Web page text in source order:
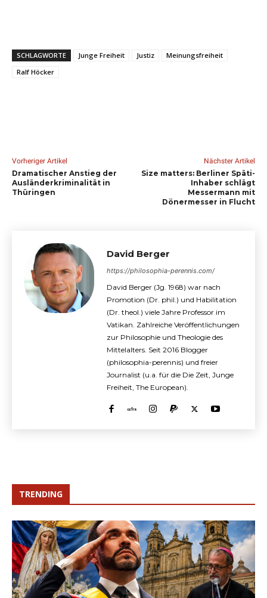
SCHLAGWORTE Junge Freiheit Justiz
Meinungsfreiheit
Ralf Höcker
Vorheriger Artikel
Dramatischer Anstieg der
Ausländerkriminalität in
Thüringen
Nächster Artikel
Size matters: Berliner Späti-
Inhaber schlägt
Messermann mit
Dönermesser in Flucht
David Berger
https://philosophia-perennis.com/
David Berger (Jg. 1968) war nach
Promotion (Dr. phil.) und Habilitation
(Dr. theol.) viele Jahre Professor im
Vatikan. Zahlreiche Veröffentlichungen
zur Philosophie und Theologie des
Mittelalters. Seit 2016 Blogger
(philosophia-perennis) und freier
Journalist (u.a. für die Die Zeit, Junge
Freiheit, The European).
TRENDING